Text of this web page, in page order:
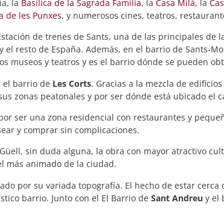
la Basílica de la Sagrada Familia, la Casa Milà, la
de les Punxes, y numerosos cines, teatros,
de trenes de Sants, una de las principales
el resto de España. Además, en el barrio de Sants-
museos y teatros y es el barrio dónde se pueden
el barrio de Les Corts. Gracias a la mezcla de
zonas peatonales y por ser dónde está ubicado el
ser una zona residencial con restaurantes y
y comprar sin complicaciones.
sin duda alguna, la obra con mayor atractivo
más animado de la ciudad.
por su variada topografía. El hecho de estar
barrio. Junto con el El Barrio de Sant Andreu y el